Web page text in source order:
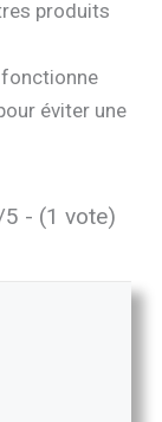
produits
fonctionne
éviter une
- (1 vote)